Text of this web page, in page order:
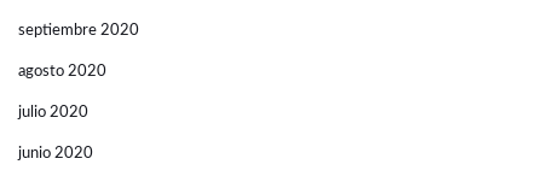
septiembre 2020
agosto 2020
julio 2020
junio 2020